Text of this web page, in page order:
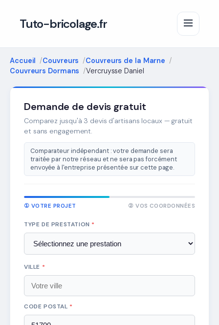
Tuto-bricolage.fr
Accueil Couvreurs
Couvreurs de la Marne
Couvreurs Dormans
Vercruysse Daniel
Demande de devis gratuit
Comparez jusqu'à 3 devis d'artisans locaux — gratuit
et sans engagement.
Comparateur indépendant : votre demande sera
traitée par notre réseau et ne sera pas forcément
envoyée à l'entreprise présentée sur cette page.
① VOTRE PROJET ② VOS COORDONNÉES
TYPE DE PRESTATION *
VILLE *
CODE POSTAL *